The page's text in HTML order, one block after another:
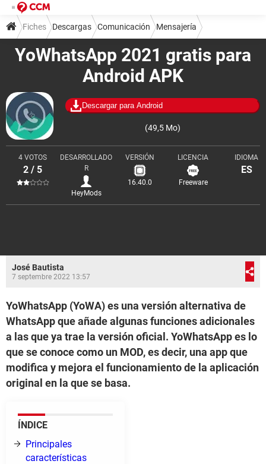
YoWhatsApp 2021 gratis para
Android APK
Descargar para Android
(49,5 Mo)
4 VOTOS
2 / 5
DESARROLLADO
R
HeyMods
VERSIÓN
16.40.0
LICENCIA
Freeware
IDIOMA
ES
Fiches Descargas Comunicación Mensajería
José Bautista
7 septembre 2022 13:57
YoWhatsApp (YoWA) es una versión alternativa de
WhatsApp que añade algunas funciones adicionales
a las que ya trae la versión oficial. YoWhatsApp es lo
que se conoce como un MOD, es decir, una app que
modifica y mejora el funcionamiento de la aplicación
original en la que se basa.
ÍNDICE
Principales
características